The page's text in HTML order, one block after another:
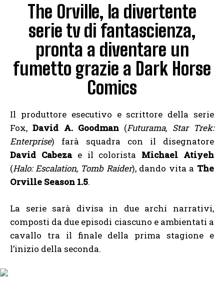
The Orville, la divertente
serie tv di fantascienza,
pronta a diventare un
fumetto grazie a Dark Horse
Comics
Il produttore esecutivo e scrittore della serie
Fox,David A. Goodman (Futurama, Star Trek:
Enterprise) farà squadra con il disegnatore
David Cabezae il colorista Michael Atiyeh
(Halo: Escalation, Tomb Raider), dando vita a The
Orville Season 1.5.
La serie sarà divisa in due archi narrativi,
composti da due episodi ciascuno e ambientati a
cavallo tra il finale della prima stagione e
l’inizio della seconda.